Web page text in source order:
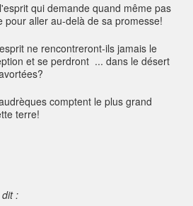
qui demande quand même pas
pour aller au-delà de sa promesse!
ne rencontreront-ils jamais le
et se perdront ... dans le désert
comptent le plus grand
terre!
: